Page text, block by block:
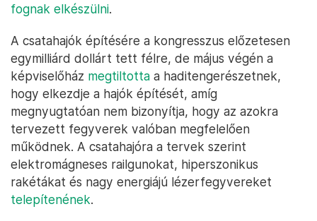
fognak elkészülni.
A csatahajók építésére a kongresszus előzetesen
egymilliárd dollárt tett félre, de május végén a
képviselőház megtiltotta a haditengerészetnek,
hogy elkezdje a hajók építését, amíg
megnyugtatóan nem bizonyítja, hogy az azokra
tervezett fegyverek valóban megfelelően
működnek. A csatahajóra a tervek szerint
elektromágneses railgunokat, hiperszonikus
rakétákat és nagy energiájú lézerfegyvereket
telepítenének.